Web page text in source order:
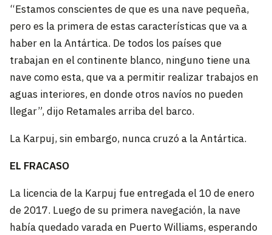
“Estamos conscientes de que es una nave pequeña,
pero es la primera de estas características que va a
haber en la Antártica. De todos los países que
trabajan en el continente blanco, ninguno tiene una
nave como esta, que va a permitir realizar trabajos en
aguas interiores, en donde otros navíos no pueden
llegar”, dijo Retamales arriba del barco.
La Karpuj, sin embargo, nunca cruzó a la Antártica.
EL FRACASO
La licencia de la Karpuj fue entregada el 10 de enero
de 2017. Luego de su primera navegación, la nave
había quedado varada en Puerto Williams, esperando